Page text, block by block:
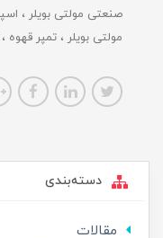
صنعتی مولتی بویلر
مولتی بویلر
تمپر قهوه
دسته‌بندی
مقالات